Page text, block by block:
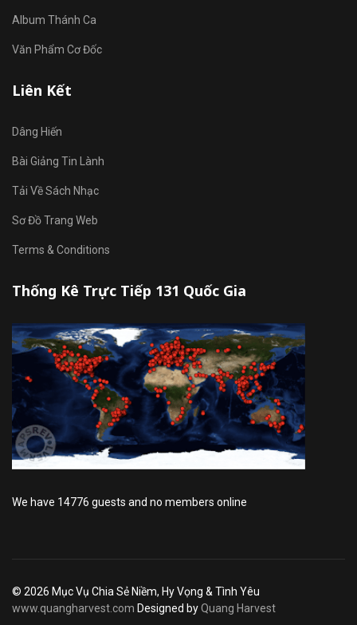
Album Thánh Ca
Văn Phẩm Cơ Đốc
Liên Kết
Dâng Hiến
Bài Giảng Tin Lành
Tải Về Sách Nhạc
Sơ Đồ Trang Web
Terms & Conditions
Thống Kê Trực Tiếp 131 Quốc Gia
We have 14776 guests and no members online
© 2026 Mục Vụ Chia Sẻ Niềm, Hy Vọng & Tình Yêu
www.quangharvest.com Designed byQuang Harvest